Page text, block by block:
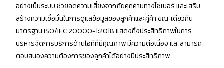
อย่างเป็นระบบ ช่วยลดความเสี่ยงจากภัยคุกคามทางไซเบอร์ และเสริม
สร้างความเชื่อมั่นในการดูแลข้อมูลของลูกค้าและคู่ค้า ขณะเดียวกัน
มาตรฐาน ISO/IEC 20000-1:2018 แสดงถึงประสิทธิภาพในการ
บริหารจัดการบริการด้านไอทีที่มีคุณภาพ มีความต่อเนื่อง และสามารถ
ตอบสนองความต้องการของลูกค้าได้อย่างมีประสิทธิภาพ